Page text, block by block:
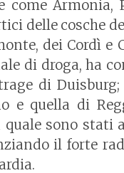
Armonia,
delle cosche
dei Cordì
di droga, ha
di
e quella di
quale sono
il forte